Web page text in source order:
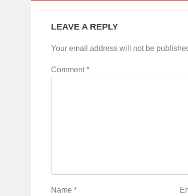
LEAVE A REPLY
Your email address will not be
Comment*
Name *